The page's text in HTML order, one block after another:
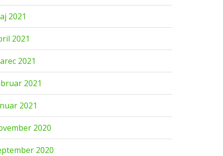
2021
2021
2021
2021
2021
2020
2020